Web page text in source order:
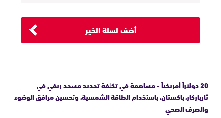
20 دولاراً أمريكياً - مساهمة في تكلفة تجديد مسجد ريفي في
ثارباركار، باكستان، باستخدام الطاقة الشمسية، وتحسين مرافق الوضوء
والصرف الصحي
أضف لسلة الخير